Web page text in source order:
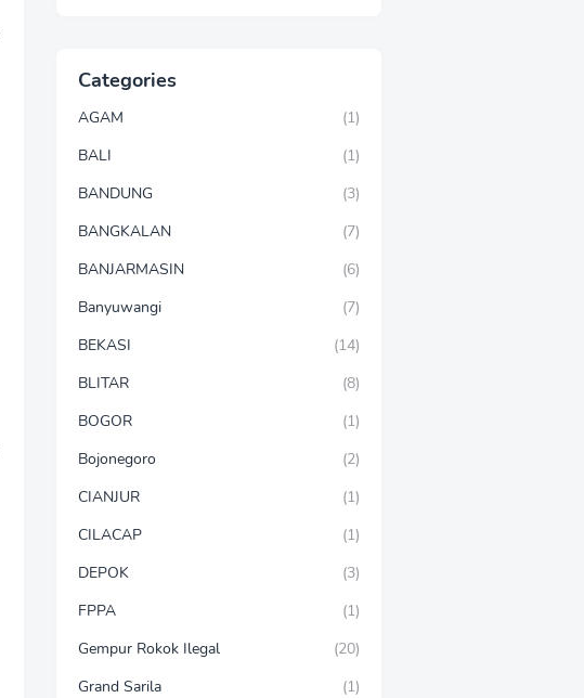
Categories
AGAM
(1)
BALI
(1)
BANDUNG
(3)
BANGKALAN
(7)
BANJARMASIN
(6)
Banyuwangi
(7)
BEKASI
(14)
BLITAR
(8)
BOGOR
(1)
Bojonegoro
(2)
CIANJUR
(1)
CILACAP
(1)
DEPOK
(3)
FPPA
(1)
Gempur Rokok Ilegal
(20)
Grand Sarila
(1)